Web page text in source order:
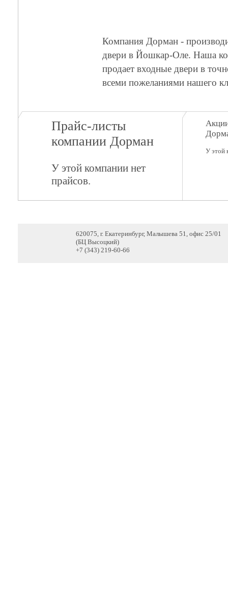
Компания Дорман -
двери в Йошкар-Оле. Наша
продает входные двери в
всеми пожеланиями нашего
Прайс-листы
компании Дорман
У этой компании нет
прайсов.
У этой
620075, г. Екатеринбург, Малышева 51, офис 25/01
(БЦ Высоцкий)
+7 (343) 219-60-66